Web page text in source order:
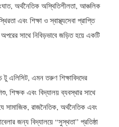
অর্থনৈতিক অস্থিতিশীলতা, আঞ্চলিক
এবং শিক্ষা ও স্বাস্থ্যসেবা প্রাপ্তি
সাথে নিবিড়ভাবে জড়িত হয়ে একটি
এলিসিট, এমন তরুণ শিক্ষাবিদদের
শিক্ষক এবং বিদ্যালয় ব্যবস্থার সাথে
সামাজিক, রাজনৈতিক, অর্থনৈতিক এবং
জন্য বিদ্যালয়ে “সুস্থতা” প্রতিষ্ঠা